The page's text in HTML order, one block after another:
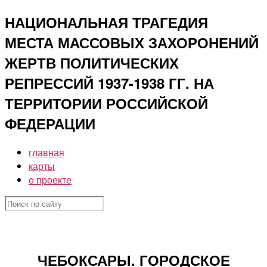
Перейти
к
содержимому
НАЦИОНАЛЬНАЯ ТРАГЕДИЯ
МЕСТА МАССОВЫХ ЗАХОРОНЕНИЙ
ЖЕРТВ ПОЛИТИЧЕСКИХ
РЕПРЕССИЙ 1937-1938 ГГ. НА
ТЕРРИТОРИИ РОССИЙСКОЙ
ФЕДЕРАЦИИ
главная
карты
о проекте
ЧЕБОКСАРЫ. ГОРОДСКОЕ